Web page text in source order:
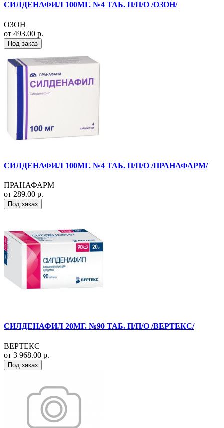
СИЛДЕНАФИЛ 100МГ. №4 ТАБ. П/П/О /ОЗОН/
ОЗОН
от 493.00 р.
Под заказ
СИЛДЕНАФИЛ 100МГ. №4 ТАБ. П/П/О /ПРАНАФАРМ/
ПРАНАФАРМ
от 289.00 р.
Под заказ
СИЛДЕНАФИЛ 20МГ. №90 ТАБ. П/П/О /ВЕРТЕКС/
ВЕРТЕКС
от 3 968.00 р.
Под заказ